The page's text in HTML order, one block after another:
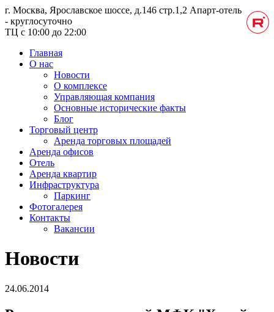
г. Москва, Ярославское шоссе, д.146 стр.1,2 Апарт-отель
- круглосуточно
ТЦ с 10:00 до 22:00
Главная
О нас
Новости
О комплексе
Управляющая компания
Основные исторические факты
Блог
Торговый центр
Аренда торговых площадей
Аренда офисов
Отель
Аренда квартир
Инфраструктура
Паркинг
Фотогалерея
Контакты
Вакансии
Новости
24.06.2014